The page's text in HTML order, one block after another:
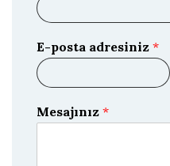
E-posta adresiniz *
-
p
Mesajınız *